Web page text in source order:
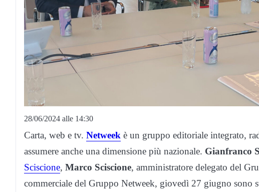
28/06/2024 alle 14:30
Carta, web e tv. Netweek è un gruppo editoriale integrato,
assumere anche una dimensione più nazionale. Gianfranco
Sciscione, Marco Sciscione, amministratore delegato del
commerciale del Gruppo Netweek, giovedì 27 giugno sono